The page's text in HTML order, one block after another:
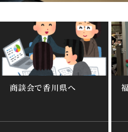
商談会で香川県へ